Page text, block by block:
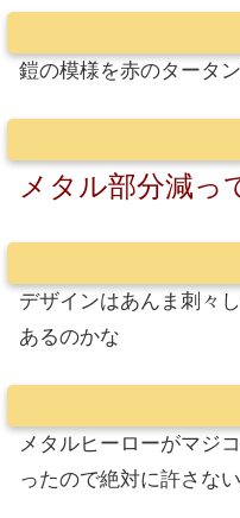
鎧の模様を赤のタータ
メタル部分減
デザインはあんま刺々
あるのかな
メタルヒーローがマジ
ったので絶対に許さな